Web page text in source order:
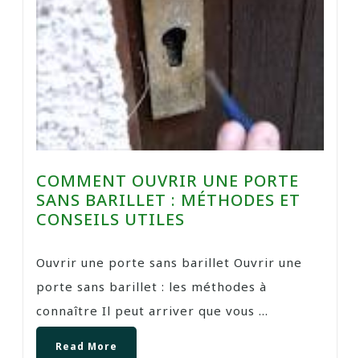
COMMENT OUVRIR UNE PORTE
SANS BARILLET : MÉTHODES ET
CONSEILS UTILES
Ouvrir une porte sans barillet Ouvrir une
porte sans barillet : les méthodes à
connaître Il peut arriver que vous ...
Read More